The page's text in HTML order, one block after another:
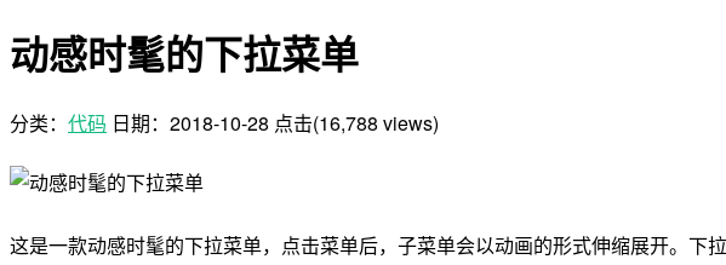
动感时髦的下拉菜单
分类： 代码 日期： 2018-10-28 点击(16,788 views)
这是一款动感时髦的下拉菜单，点击菜单后，子菜单会以动画的形式伸缩展开。